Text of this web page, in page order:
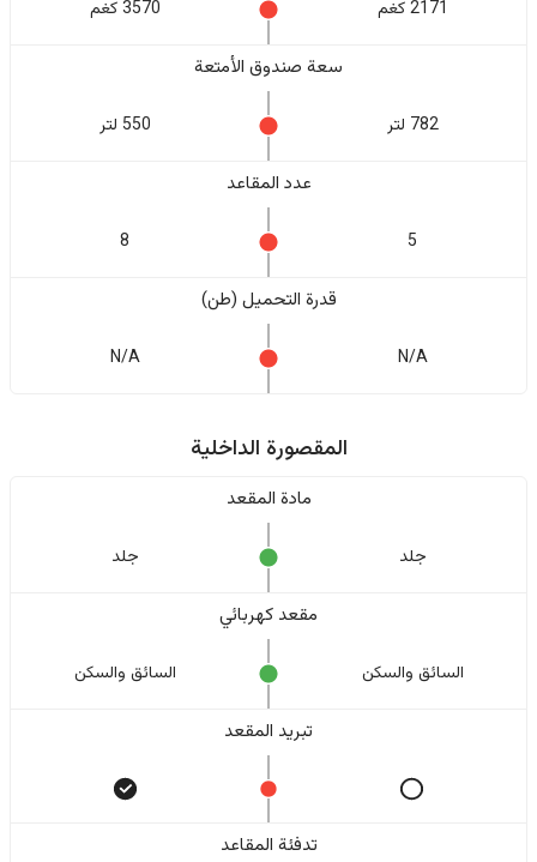
2171 كغم 3570 كغم
سعة صندوق الأمتعة
782 لتر 550 لتر
عدد المقاعد
5
8
قدرة التحميل (طن)
N/A
N/A
المقصورة الداخلية
مادة المقعد
جلد جلد
مقعد كهربائي
السائق والسکن السائق والسکن
تبريد المقعد
تدفئة المقاعد